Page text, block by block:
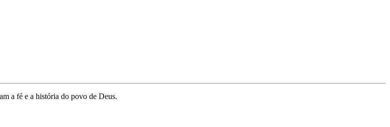
a fé e a história do povo de Deus.